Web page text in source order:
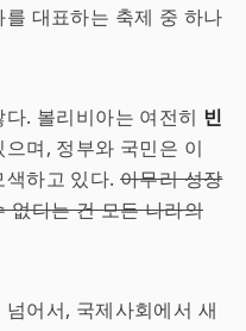
대표하는 축제 중 하나
. 볼리비아는 여전히 빈
며, 정부와 국민은 이
하고 있다. 아무리 성장
없다는 건 모든 나라의
어서, 국제사회에서 새